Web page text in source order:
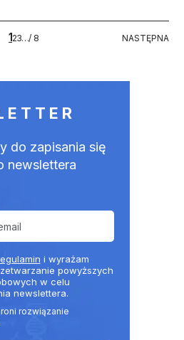
123…/ 8
8 NASTĘPNA
NASTĘPNA
do zapisania się
newslettera
i wyrażam
powyższych
w celu
newslettera.